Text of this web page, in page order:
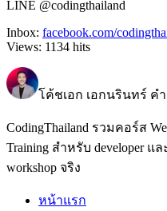
LINE @codingthailand
Inbox: facebook.com/
Views: 1134 hits
โค้ชเอก เอกนรินทร์ ค
CodingThailand รวมคอร์ส
Training สำหรับ developer
workshop จริง
หน้าแรก